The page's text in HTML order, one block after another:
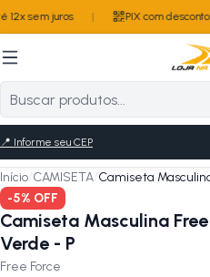
sem juros PIX com desconto
📍 Informe seu CEP
Início/CAMISETA/Camiseta
-5% OFF
Camiseta Masculina
Verde - P
Free Force